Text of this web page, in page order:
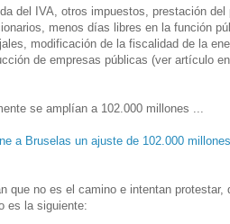
del IVA, otros impuestos, prestación del
menos días libres en la función
modificación de la fiscalidad de la
de empresas públicas (ver artículo
se amplían a 102.000 millones ...
a Bruselas un ajuste de 102.000
que no es el camino e intentan
es la siguiente: